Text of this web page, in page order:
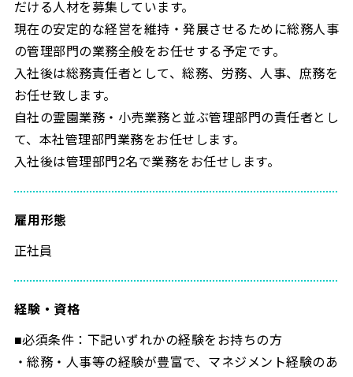
だける人材を募集しています。
現在の安定的な経営を維持・発展させるために総務人事
の管理部門の業務全般をお任せする予定です。
入社後は総務責任者として、総務、労務、人事、庶務を
お任せ致します。
自社の霊園業務・小売業務と並ぶ管理部門の責任者とし
て、本社管理部門業務をお任せします。
入社後は管理部門2名で業務をお任せします。
雇用形態
正社員
経験・資格
■必須条件：下記いずれかの経験をお持ちの方
・総務・人事等の経験が豊富で、マネジメント経験のあ